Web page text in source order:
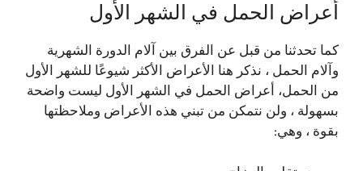
أعراض الحمل في الشهر الأول
كما تحدثنا من قبل عن الفرق بين آلام الدورة الشهرية
وآلام الحمل ، نذكر هنا الأعراض الأكثر شيوعًا للشهر الأول
من الحمل، أعراض الحمل في الشهر الأول ليست واضحة
بسهولة ، ولن نتمكن من تبني هذه الأعراض وملاحظتها
بقوة ، وهي: